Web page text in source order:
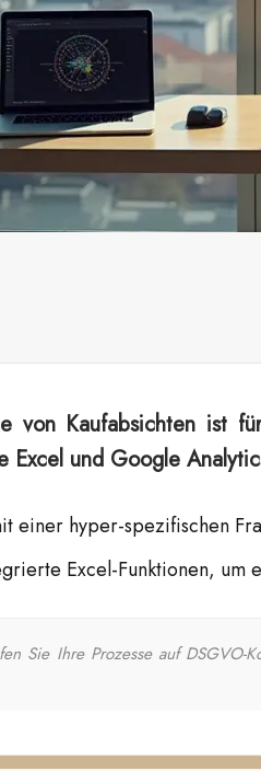
von Kaufabsichten ist
Excel und Google
einer hyper-spezifischen
Excel-Funktionen, um
Sie Ihre Prozesse auf DSGVO-